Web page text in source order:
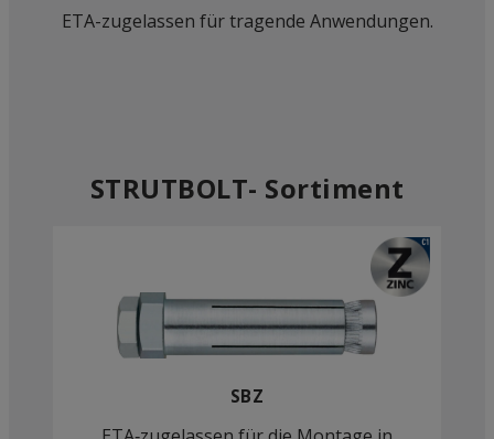
ETA-zugelassen für tragende Anwendungen.
STRUTBOLT- Sortiment
SBZ